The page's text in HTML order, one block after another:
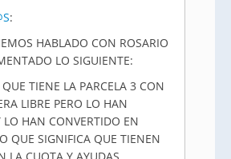
:
HABLADO CON ROSARIO
LO SIGUIENTE:
TIENE LA PARCELA 3 CON
LIBRE PERO LO HAN
LO HAN CONVERTIDO EN
QUE SIGNIFICA QUE TIENEN